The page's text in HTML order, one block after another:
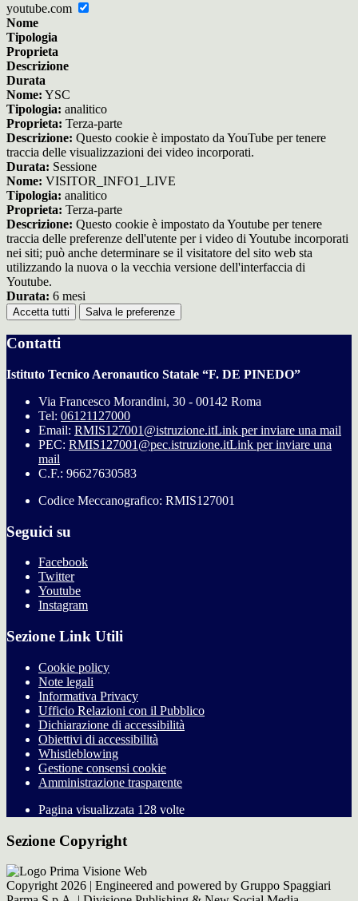
youtube.com
Nome
Tipologia
Proprieta
Descrizione
Durata
Nome: YSC
Tipologia: analitico
Proprieta: Terza-parte
Descrizione: Questo cookie è impostato da YouTube per tenere
traccia delle visualizzazioni dei video incorporati.
Durata: Sessione
Nome: VISITOR_INFO1_LIVE
Tipologia: analitico
Proprieta: Terza-parte
Descrizione: Questo cookie è impostato da Youtube per tenere
traccia delle preferenze dell'utente per i video di Youtube incorporati
nei siti; può anche determinare se il visitatore del sito web sta
utilizzando la nuova o la vecchia versione dell'interfaccia di
Youtube.
Durata: 6 mesi
Accetta tutti Salva le preferenze
Contatti
Istituto Tecnico Aeronautico Statale “F. DE PINEDO”
Via Francesco Morandini, 30 - 00142 Roma
Tel: 06121127000
Email: RMIS127001@istruzione.itLink per inviare una mail
PEC: RMIS127001@pec.istruzione.itLink per inviare una
mail
C.F.: 96627630583
Codice Meccanografico: RMIS127001
Seguici su
Facebook
Twitter
Youtube
Instagram
Sezione Link Utili
Cookie policy
Note legali
Informativa Privacy
Ufficio Relazioni con il Pubblico
Dichiarazione di accessibilità
Obiettivi di accessibilità
Whistleblowing
Gestione consensi cookie
Amministrazione trasparente
Pagina visualizzata 128 volte
Sezione Copyright
Copyright 2026 | Engineered and powered by Gruppo Spaggiari